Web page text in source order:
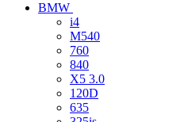
BMW
i4
M540
760
840
X5 3.0
120D
635